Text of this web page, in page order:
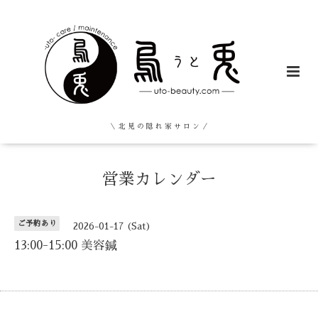
＼ 北 見 の 隠 れ 家 サ ロ ン ／
営業カレンダー
ご予約あり 2026-01-17 (Sat)
13:00-15:00 美容鍼